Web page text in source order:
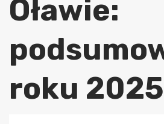
Oławie:
roku 2025